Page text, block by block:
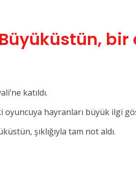
katıldı.
oyuncuya hayranları büyük ilgi
şıklığıyla tam not aldı.